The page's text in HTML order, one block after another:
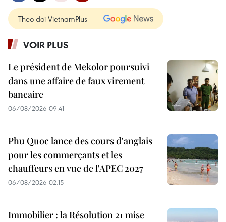
Theo dõi VietnamPlus
VOIR PLUS
Le président de Mekolor poursuivi
dans une affaire de faux virement
bancaire
06/08/2026 09:41
Phu Quoc lance des cours d'anglais
pour les commerçants et les
chauffeurs en vue de l'APEC 2027
06/08/2026 02:15
Immobilier : la Résolution 21 mise